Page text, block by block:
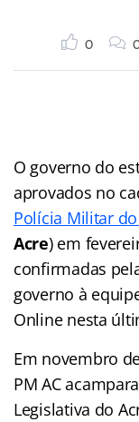
0
O governo do
aprovados no
Polícia Militar
Acre) em
confirmadas
governo à
Online nesta
Em novembro
PM AC
Legislativa do